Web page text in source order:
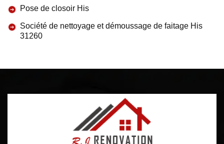
Pose de closoir His
Société de nettoyage et démoussage de faitage His
31260